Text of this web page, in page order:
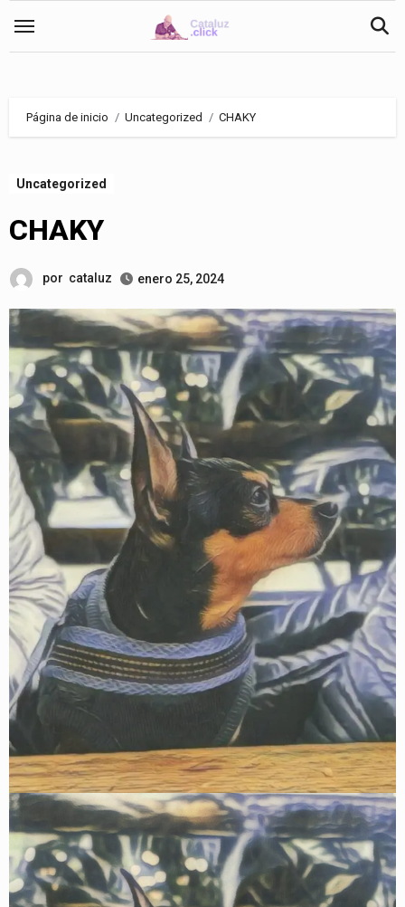
Página de inicio Uncategorized CHAKY
Uncategorized
CHAKY
por cataluz enero 25, 2024